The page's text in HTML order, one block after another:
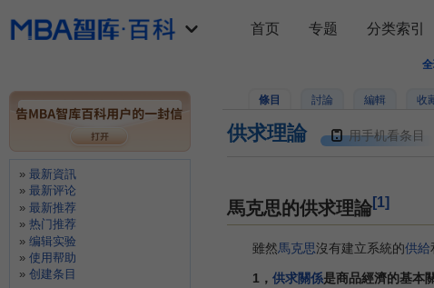
條目 討論 編輯 收
供求理論 用手机看条目
馬克思的供求理論[1]
雖然馬克思沒有建立系統的供給
1， 供求關係是商品經濟的基本
首页 专题 分类索引
最新資訊
最新评论
最新推荐
热门推荐
编辑实验
使用帮助
创建条目